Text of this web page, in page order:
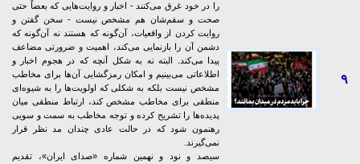
۹
را در خود غرق می‌کنند - اخبار و روایت‌هایی که بعضاً حتی
صحت و سقم‌شان هم مشخص نیست - سخن گفتن و
روایت کردن از واقعیات، آن‌گونه که هستند نه آن‌گونه که
دشمن آن را بازنمایی می‌کند، اهمیت و ضرورتی مضاعف
پیدا می‌کند. البته نه به شکل آنچه که در هجوم اخبار و
اطلاعاتی می‌بینیم و امکان رمزگشایی‌ آن‌ها برای مخاطب
مشخص نیست بلکه به شکلی که اولویت‌ها را به شیوه‌ای
منطقی برای مخاطب مشخص کند، ارتباط منطقی میان
پدیده‌ها را تشریح کرده و توجه مخاطب به سمت و سویی
رهنمون شود که در حالت عادی چندان مد نظر قرار
نمی‌گیرند.
سیصد و نود و نهمین شماره «صدای ایران»، تقدیم